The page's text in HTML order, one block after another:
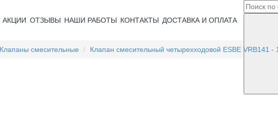
АКЦИИ ОТЗЫВЫ НАШИ РАБОТЫ КОНТАКТЫ ДОСТАВКА И ОПЛАТА
Клапаны смесительные Клапан смесительный четырехходовой ESBE VRB141